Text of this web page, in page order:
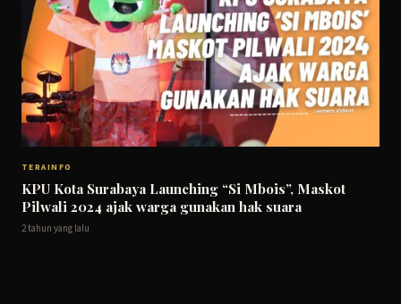
TERAINFO
KPU Kota Surabaya Launching “Si Mbois”, Maskot
Pilwali 2024 ajak warga gunakan hak suara
2 tahun yang lalu